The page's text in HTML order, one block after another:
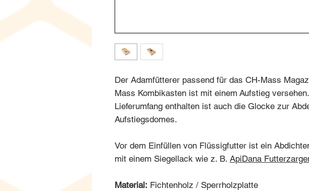
Der Adamfütterer passend für das CH-Mass
Mass Kombikasten ist mit einem Aufstieg
Lieferumfang enthalten ist auch die Glocke zur
Aufstiegsdomes.
Vor dem Einfüllen von Flüssigfutter ist ein
mit einem Siegellack wie z. B. ApiDana
Material: Fichtenholz / Sperrholzplatte